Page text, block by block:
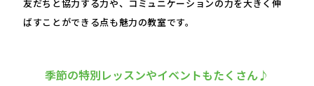
友だちと協力する力や、コミュニケーションの力を大きく伸
ばすことができる点も魅力の教室です。
季節の特別レッスンやイベントもたくさん♪